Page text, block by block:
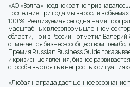
«АО «Волга» неоднократно
последние три года мы выросли в
100%. Реализуемая сегодня нами
масштабных в лесопромышленном
области, но и в России – отметил
отмечается бизнес-сообществом, тем
Премия Russian Business Guide
и кризисные явления, бизнес
способы выстоять в непростых
«Любая награда дает ценное осознание